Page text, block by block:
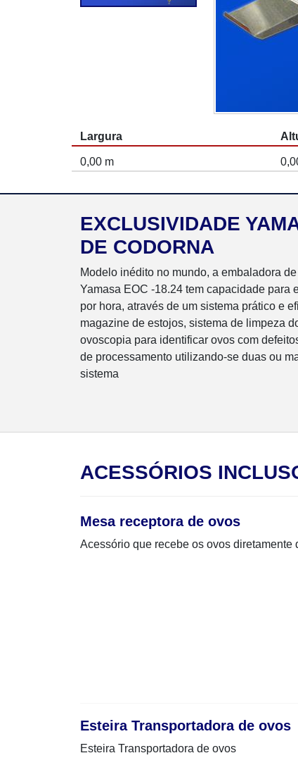
Largura
0,00 m
EXCLUSIVIDADE
DE CODORNA
Modelo inédito no mundo, a embaladora
Yamasa EOC -18.24 tem capacidade para
por hora, através de um sistema prático e
magazine de estojos, sistema de limpeza
ovoscopia para identificar ovos com
de processamento utilizando-se duas ou
sistema
ACESSÓRIOS
Mesa receptora de ovos
Acessório que recebe os ovos diretamente
Esteira Transportadora de ovos
Esteira Transportadora de ovos